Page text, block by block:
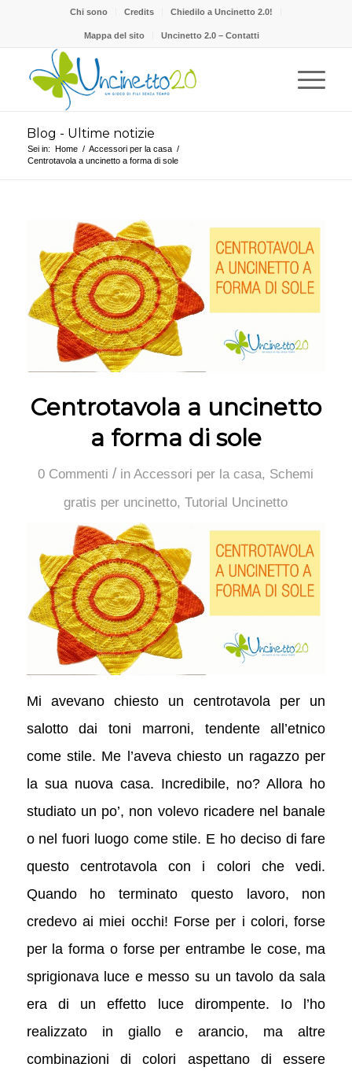
Chi sono Credits Chiedilo a Uncinetto 2.0!
Mappa del sito Uncinetto 2.0 – Contatti
Blog - Ultime notizie
Sei in: Home / Accessori per la casa /
Centrotavola a uncinetto a forma di sole
Centrotavola a uncinetto
a forma di sole
0 Commenti / inAccessori per la casa, Schemi
gratis per uncinetto,Tutorial Uncinetto
Mi avevano chiesto un centrotavola per un
salotto dai toni marroni, tendente all’etnico
come stile. Me l’aveva chiesto un ragazzo per
la sua nuova casa. Incredibile, no? Allora ho
studiato un po’, non volevo ricadere nel banale
o nel fuori luogo come stile. E ho deciso di fare
questo centrotavola con i colori che vedi.
Quando ho terminato questo lavoro, non
credevo ai miei occhi! Forse per i colori, forse
per la forma o forse per entrambe le cose, ma
sprigionava luce e messo su un tavolo da sala
era di un effetto luce dirompente. Io l’ho
realizzato in giallo e arancio, ma altre
combinazioni di colori aspettano di essere